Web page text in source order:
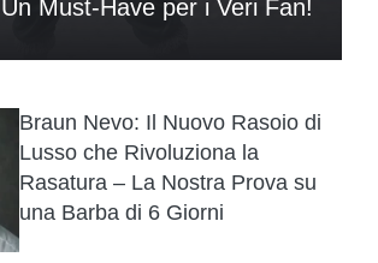
Must-Have per i Veri Fan!
Braun Nevo: Il Nuovo Rasoio di
Lusso che Rivoluziona la
Rasatura – La Nostra Prova su
una Barba di 6 Giorni